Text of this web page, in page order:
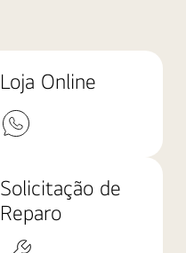
Loja Online
Solicitação de
Reparo